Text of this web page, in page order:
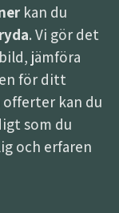
kan du
. Vi gör det
jämföra
för ditt
kan du
som du
och erfaren